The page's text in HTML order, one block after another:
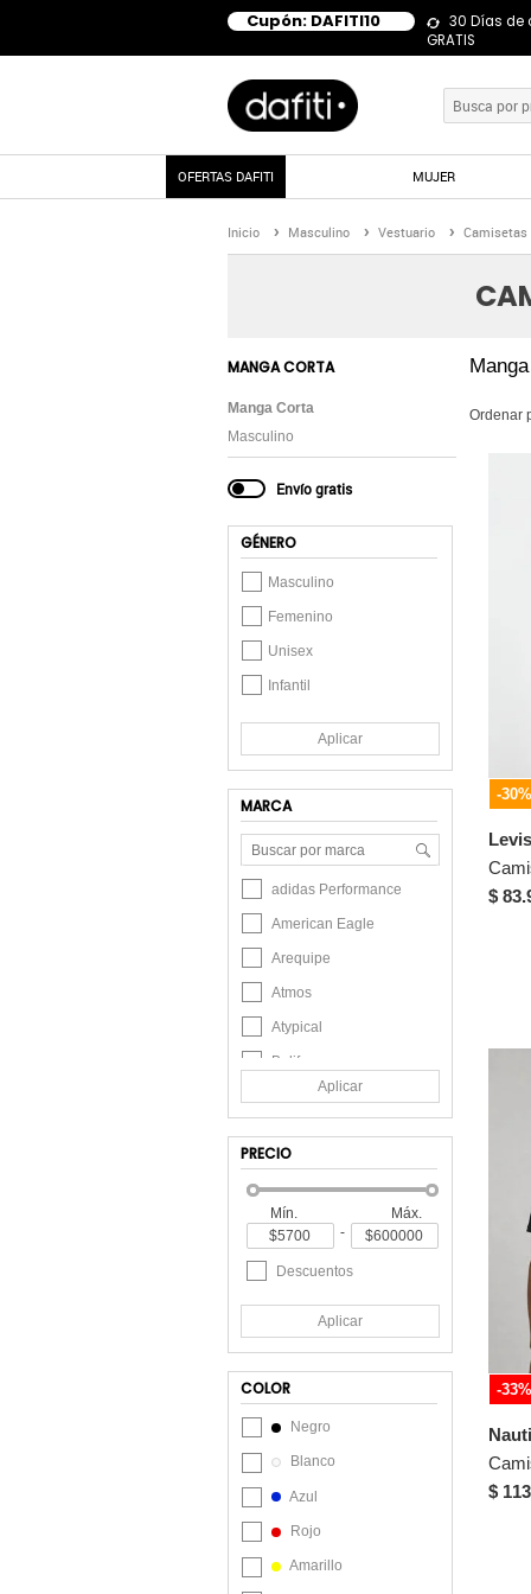
Cupón: DAFITI10
30 Días de
GRATIS
OFERTAS DAFITI MUJER
Inicio Masculino Vestuario Camisetas
MANGA CORTA
Manga Corta
Masculino
Envío gratis
GÉNERO
Masculino
Femenino
Unisex
Infantil
Aplicar
MARCA
adidas Performance
American Eagle
Arequipe
Atmos
Atypical
Belife
Brooksfield
CAT
Chippo
Croydon
Dafiti
DREAMER
ECOALF
El Ganso
Aplicar
PRECIO
Mín.
Máx.
-
Descuentos
Aplicar
COLOR
Negro
Blanco
Azul
Rojo
Amarillo
Ordenar
-30%
Levis
$
-33%
$